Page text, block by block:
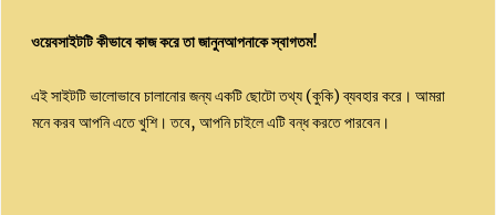
ওয়েবসাইটটি কীভাবে কাজ করে তা জানুনআপনাকে স্বাগতম!
এই সাইটটি ভালোভাবে চালানোর জন্য একটি ছোটো তথ্য (কুকি) ব্যবহার করে। আমরা
মনে করব আপনি এতে খুশি। তবে, আপনি চাইলে এটি বন্ধ করতে পারবেন।